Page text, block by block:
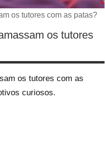
os tutores com as patas?
os tutores
os tutores com as
curiosos.